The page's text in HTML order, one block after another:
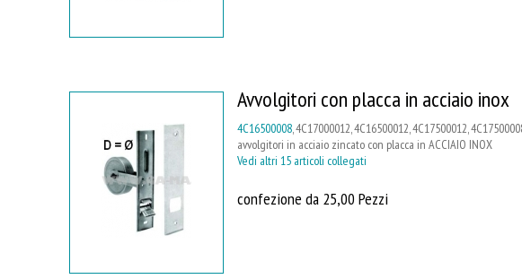
Avvolgitori con placca in acciaio inox
4C16500008, 4C17000012, 4C16500012, 4C17500012,
avvolgitori in acciaio zincato con placca in ACCIAIO INOX
Vedi altri 15 articoli collegati
confezione da 25,00 Pezzi